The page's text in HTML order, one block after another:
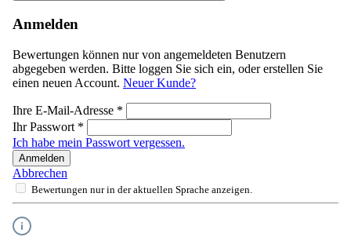
Anmelden
Bewertungen können nur von angemeldeten Benutzern
abgegeben werden. Bitte loggen Sie sich ein, oder erstellen Sie
einen neuen Account. Neuer Kunde?
Ihre E-Mail-Adresse *
Ihr Passwort *
Ich habe mein Passwort vergessen.
Anmelden
Abbrechen
Bewertungen nur in der aktuellen Sprache anzeigen.